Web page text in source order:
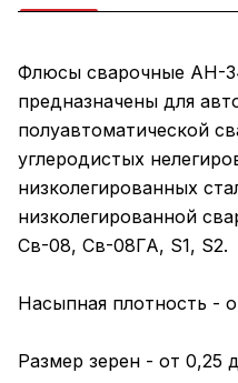
Флюсы сварочные АН-
предназначены для
полуавтоматической
углеродистых
низколегированных
низколегированной
Св-08, Св-08ГА, S1, S2.
Насыпная плотность -
Размер зерен - от 0,25